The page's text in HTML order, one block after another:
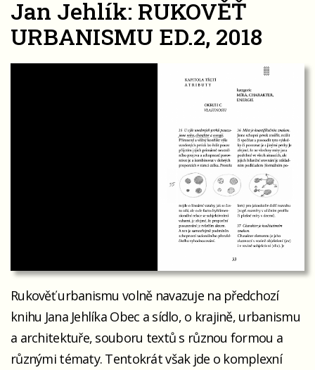
Jan Jehlík: RUKOVĚŤ
URBANISMU ED.2, 2018
Rukověť urbanismu volně navazuje na předchozí
knihu Jana Jehlíka Obec a sídlo, o krajině, urbanismu
a architektuře, souboru textů s různou formou a
různými tématy. Tentokrát však jde o komplexní